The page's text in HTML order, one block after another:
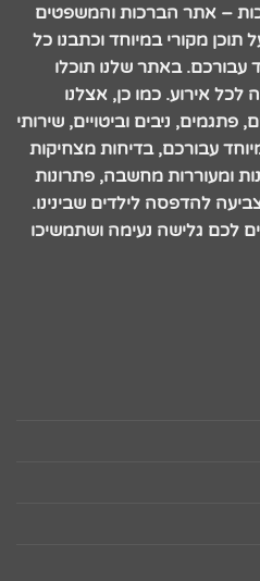
– אתר הברכות והמשפטים
מקורי במיוחד וכתבנו כל
באתר שלנו תוכלו
אירוע. כמו כן, אצלנו
ניבים וביטויים, שירותי
עבורכם, בדיחות מצחיקות
ומעוררות מחשבה, פתרונות
להדפסה לילדים שבינינו.
לכם גלישה נעימה ושתמשיכו